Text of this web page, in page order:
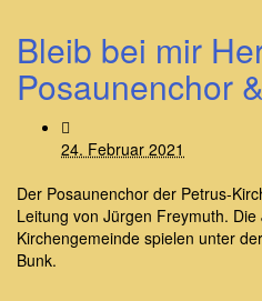
Bleib bei mir
Posaunenchor
24. Februar 2021
Der Posaunenchor der Petrus-
Leitung von Jürgen Freymuth.
Kirchengemeinde spielen unter
Bunk.